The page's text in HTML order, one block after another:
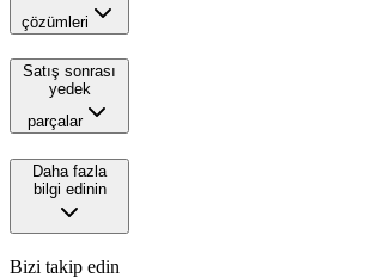
çözümleri
Satış sonrası
yedek
parçalar
Daha fazla
bilgi edinin
Bizi takip edin